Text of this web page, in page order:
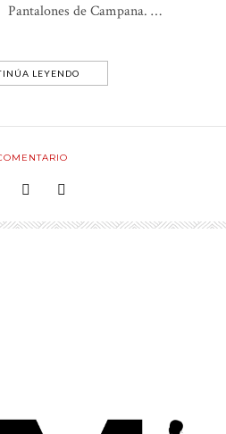
de Campana. …
LEYENDO